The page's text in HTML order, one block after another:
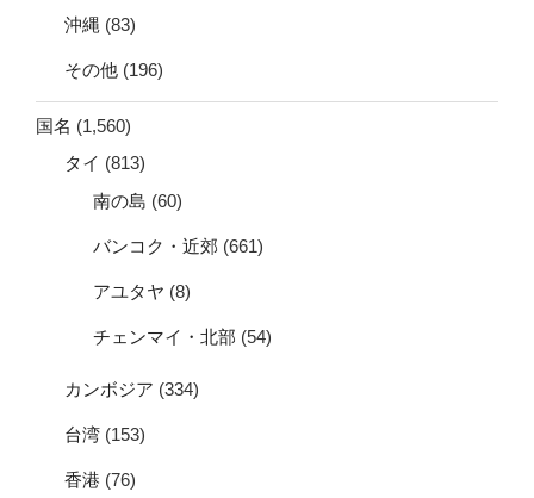
沖縄 (83)
その他 (196)
国名 (1,560)
タイ (813)
南の島 (60)
バンコク・近郊 (661)
アユタヤ (8)
チェンマイ・北部 (54)
カンボジア (334)
台湾 (153)
香港 (76)